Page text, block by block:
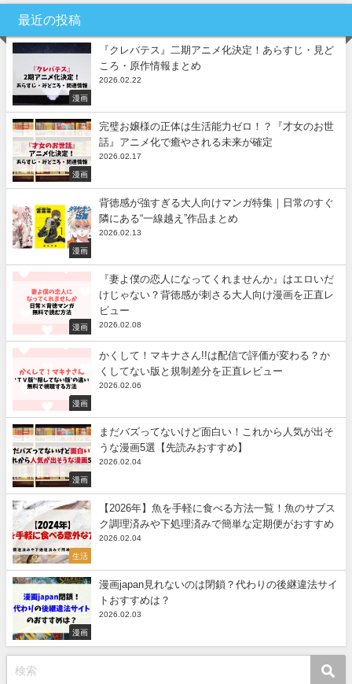
最近の投稿
漫画
『クレバテス』二期アニメ化決定！あらすじ・見ど
ころ・原作情報まとめ
2026.02.22
漫画
完璧お嬢様の正体は生活能力ゼロ！？『才女のお世
話』アニメ化で癒やされる未来が確定
2026.02.17
漫画
背徳感が強すぎる大人向けマンガ特集｜日常のすぐ
隣にある“一線越え”作品まとめ
2026.02.13
漫画
『妻よ僕の恋人になってくれませんか』はエロいだ
けじゃない？背徳感が刺さる大人向け漫画を正直レ
ビュー
2026.02.08
漫画
かくして！マキナさん!!は配信で評価が変わる？か
くしてない版と規制差分を正直レビュー
2026.02.06
漫画
まだバズってないけど面白い！これから人気が出そ
うな漫画5選【先読みおすすめ】
2026.02.04
生活
【2026年】魚を手軽に食べる方法一覧！魚のサブス
ク調理済みや下処理済みで簡単な定期便がおすすめ
2026.02.04
漫画
漫画japan見れないのは閉鎖？代わりの後継違法サイ
トおすすめは？
2026.02.03